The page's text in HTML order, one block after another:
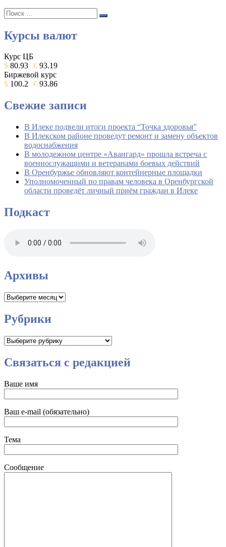
Поиск:
Поиск
Курсы валют
Курс ЦБ
$ 80.93 € 93.19
Биржевой курс
$ 100.2 € 93.86
Свежие записи
В Илеке подвели итоги проекта “Точка здоровья”
В Илекском районе проведут ремонт и замену объектов
водоснабжения
В молодежном центре «Авангард» прошла встреча с
военнослужащими и ветеранами боевых действий
В Оренбуржье обновляют контейнерные площадки
Уполномоченный по правам человека в Оренбургской
области проведёт личный приём граждан в Илеке
Подкаст
Архивы
Архивы
Рубрики
Рубрики
Связаться с редакцией
Ваше имя
Ваш e-mail (обязательно)
Тема
Сообщение